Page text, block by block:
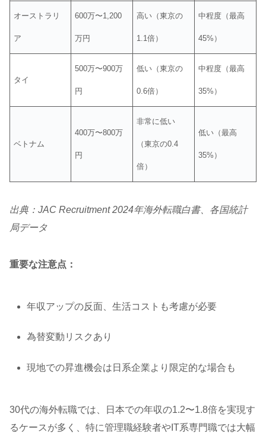
オーストラリ
ア
600万〜1,200
万円
高い（東京の
1.1倍）
中程度（最高
45%）
タイ
500万〜900万
円
低い（東京の
0.6倍）
中程度（最高
35%）
ベトナム
400万〜800万
円
非常に低い
（東京の0.4
倍）
低い（最高
35%）
出典：JAC Recruitment 2024年海外転職白書、各国統計
局データ
重要な注意点：
年収アップの反面、生活コストも考慮が必要
為替変動リスクあり
現地での昇進機会は日系企業より限定的な場合も
30代の海外転職では、日本での年収の1.2〜1.8倍を実現す
るケースが多く、特に管理職経験者やIT系専門職では大幅